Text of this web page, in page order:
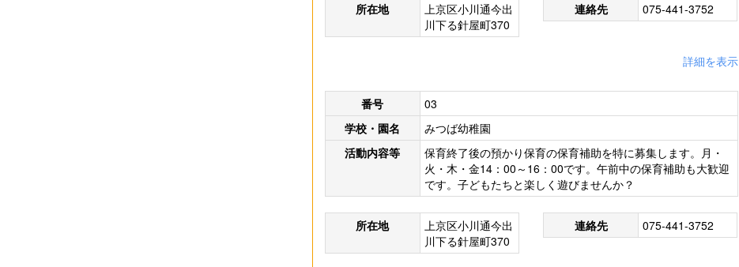
所在地
上京区小川通今出
川下る針屋町370
連絡先 075-441-3752
詳細を表示
番号
03
学校・園名
みつば幼稚園
活動内容等
保育終了後の預かり保育の保育補助を特に募集します。月・
火・木・金14：00～16：00です。午前中の保育補助も大歓迎
です。子どもたちと楽しく遊びませんか？
所在地
上京区小川通今出
川下る針屋町370
連絡先 075-441-3752